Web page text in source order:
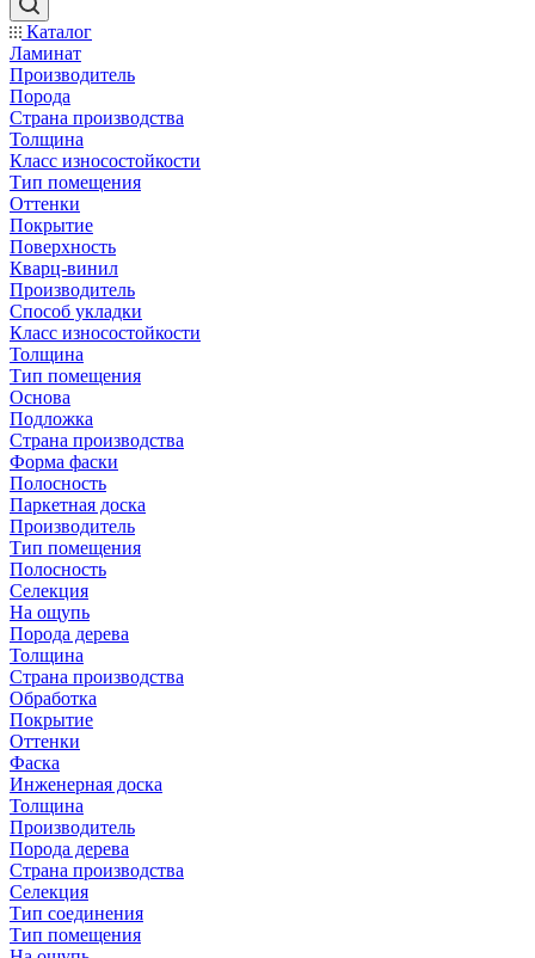
Каталог
Ламинат
Производитель
Порода
Страна производства
Толщина
Класс износостойкости
Тип помещения
Оттенки
Покрытие
Поверхность
Кварц-винил
Производитель
Способ укладки
Класс износостойкости
Толщина
Тип помещения
Основа
Подложка
Страна производства
Форма фаски
Полосность
Паркетная доска
Производитель
Тип помещения
Полосность
Селекция
На ощупь
Порода дерева
Толщина
Страна производства
Обработка
Покрытие
Оттенки
Фаска
Инженерная доска
Толщина
Производитель
Порода дерева
Страна производства
Селекция
Тип соединения
Тип помещения